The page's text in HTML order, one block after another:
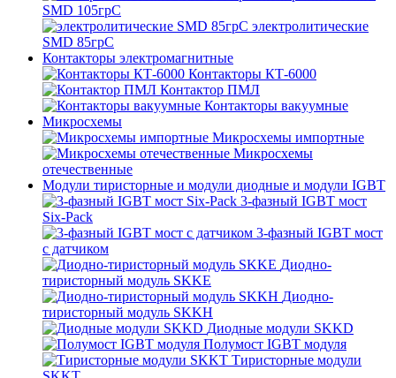
SMD 105грС
электролитические
SMD 85грС
Контакторы электромагнитные
Контакторы КТ-6000
Контактор ПМЛ
Контакторы вакуумные
Микросхемы
Микросхемы импортные
Микросхемы
отечественные
Модули тиристорные и модули диодные и модули IGBT
3-фазный IGBT мост
Six-Pack
3-фазный IGBT мост
с датчиком
Диодно-
тиристорный модуль SKKE
Диодно-
тиристорный модуль SKKH
Диодные модули SKKD
Полумост IGBT модуля
Тиристорные модули